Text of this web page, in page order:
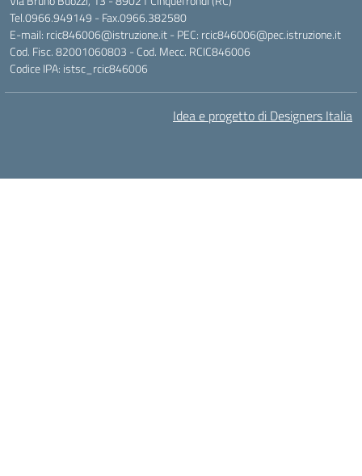
Tel.0966.949149 - Fax.0966.382580
E-mail: rcic846006@istruzione.it - PEC: rcic846006@pec.istruzione.it
Cod. Fisc. 82001060803 - Cod. Mecc. RCIC846006
Codice IPA: istsc_rcic846006
Idea e progetto di Designers Italia